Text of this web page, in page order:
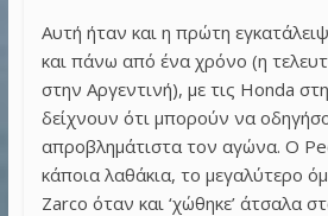
Αυτή ήταν και η πρώτη
και πάνω από ένα χρόνο (η
στην Αργεντινή), με τις Honda
δείχνουν ότι μπορούν να
απροβλημάτιστα τον αγώνα. Ο
κάποια λαθάκια, το μεγαλύτερο
Zarco όταν και ‘χώθηκε’ άτσαλα